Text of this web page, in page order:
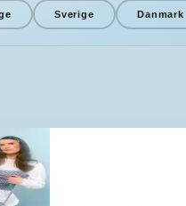
Sverige Danmark